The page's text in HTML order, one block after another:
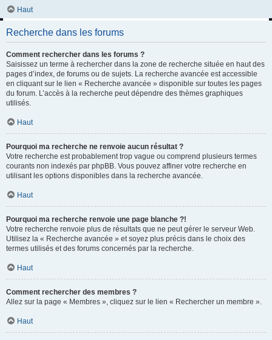
Haut
Recherche dans les forums
Comment rechercher dans les forums ?
Saisissez un terme à rechercher dans la zone de recherche située en haut des
pages d’index, de forums ou de sujets. La recherche avancée est accessible
en cliquant sur le lien « Recherche avancée » disponible sur toutes les pages
du forum. L’accès à la recherche peut dépendre des thèmes graphiques
utilisés.
Haut
Pourquoi ma recherche ne renvoie aucun résultat ?
Votre recherche est probablement trop vague ou comprend plusieurs termes
courants non indexés par phpBB. Vous pouvez affiner votre recherche en
utilisant les options disponibles dans la recherche avancée.
Haut
Pourquoi ma recherche renvoie une page blanche ?!
Votre recherche renvoie plus de résultats que ne peut gérer le serveur Web.
Utilisez la « Recherche avancée » et soyez plus précis dans le choix des
termes utilisés et des forums concernés par la recherche.
Haut
Comment rechercher des membres ?
Allez sur la page « Membres », cliquez sur le lien « Rechercher un membre ».
Haut